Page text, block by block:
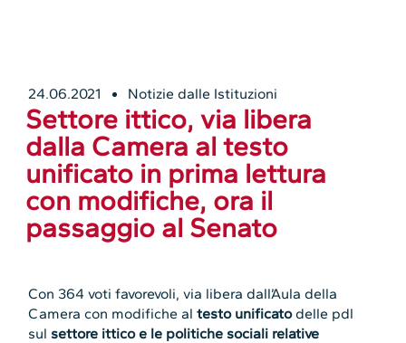
24.06.2021 Notizie dalle Istituzioni
Settore ittico, via libera
dalla Camera al testo
unificato in prima lettura
con modifiche, ora il
passaggio al Senato
Con 364 voti favorevoli, via libera dall’Aula della
Camera con modifiche altesto unificatodelle pdl
sul settore ittico e le politiche sociali relative